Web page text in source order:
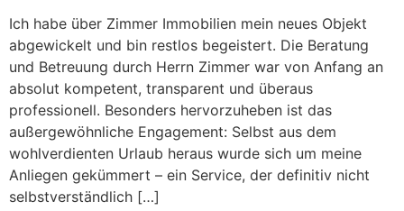
Ich habe über Zimmer Immobilien mein neues Objekt
abgewickelt und bin restlos begeistert. Die Beratung
und Betreuung durch Herrn Zimmer war von Anfang an
absolut kompetent, transparent und überaus
professionell. Besonders hervorzuheben ist das
außergewöhnliche Engagement: Selbst aus dem
wohlverdienten Urlaub heraus wurde sich um meine
Anliegen gekümmert – ein Service, der definitiv nicht
selbstverständlich […]